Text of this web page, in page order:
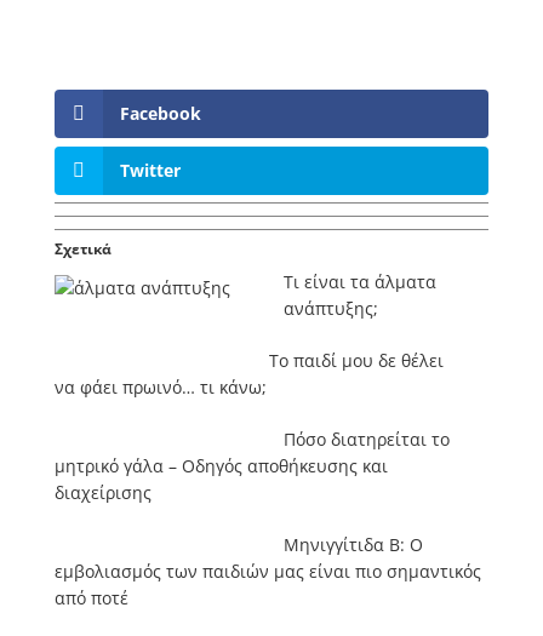
Facebook
Twitter
Σχετικά
Τι είναι τα άλματα
ανάπτυξης;
Το παιδί μου δε θέλει
να φάει πρωινό… τι κάνω;
Πόσο διατηρείται το
μητρικό γάλα – Οδηγός αποθήκευσης και
διαχείρισης
Μηνιγγίτιδα Β: Ο
εμβολιασμός των παιδιών μας είναι πιο σημαντικός
από ποτέ